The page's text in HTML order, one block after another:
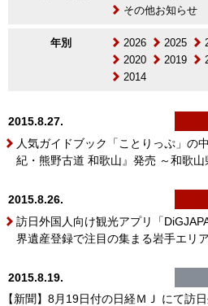
その他お知らせ
年別 2026 2025
2020
2019
2014
2015.8.27.
人気ガイドブック「ことりっぷ」の
紀・熊野古道 和歌山』発売 ～和歌
2015.8.26.
訪日外国人向け観光アプリ「
界遺産登録で注目の集まる岩手エリ
2015.8.19.
【新聞】8月19日付の日経ＭＪ にて訪